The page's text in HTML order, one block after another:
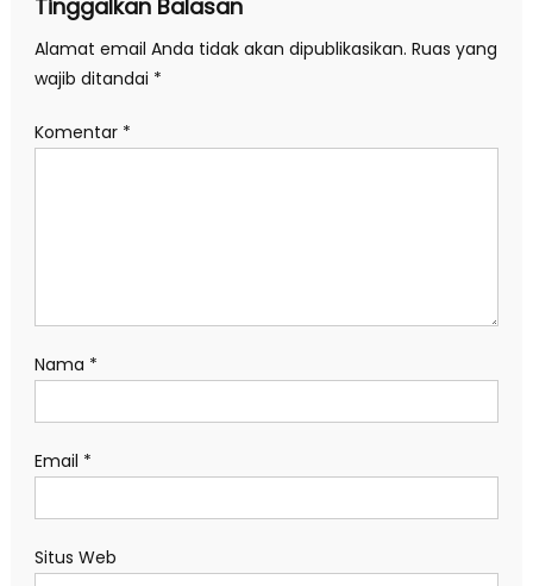
Tinggalkan Balasan
Alamat email Anda tidak akan dipublikasikan. Ruas yang
wajib ditandai *
Komentar *
Nama *
Email *
Situs Web